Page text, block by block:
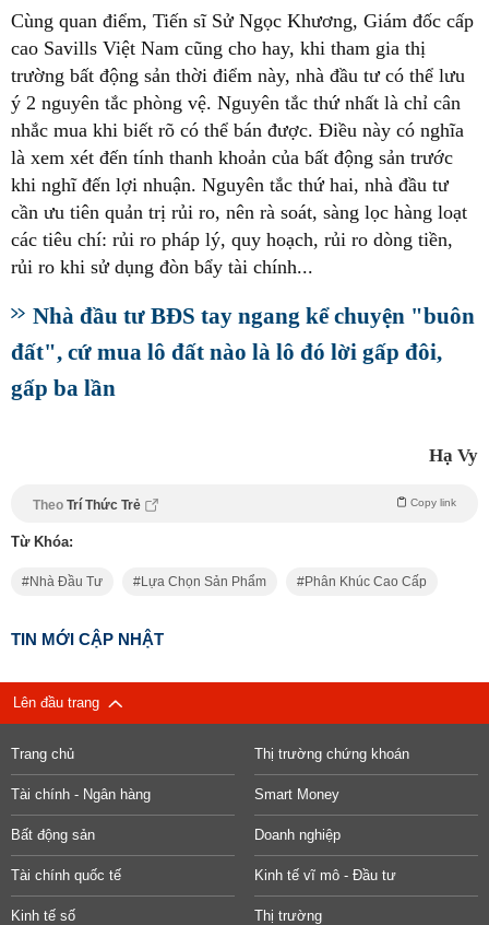
Cùng quan điểm, Tiến sĩ Sử Ngọc Khương, Giám đốc cấp
cao Savills Việt Nam cũng cho hay, khi tham gia thị
trường bất động sản thời điểm này, nhà đầu tư có thể lưu
ý 2 nguyên tắc phòng vệ. Nguyên tắc thứ nhất là chỉ cân
nhắc mua khi biết rõ có thể bán được. Điều này có nghĩa
là xem xét đến tính thanh khoản của bất động sản trước
khi nghĩ đến lợi nhuận. Nguyên tắc thứ hai, nhà đầu tư
cần ưu tiên quản trị rủi ro, nên rà soát, sàng lọc hàng loạt
các tiêu chí: rủi ro pháp lý, quy hoạch, rủi ro dòng tiền,
rủi ro khi sử dụng đòn bẩy tài chính...
Nhà đầu tư BĐS tay ngang kể chuyện "buôn
đất", cứ mua lô đất nào là lô đó lời gấp đôi,
gấp ba lần
Hạ Vy
Theo Trí Thức Trẻ Copy link
Từ Khóa:
Nhà Đầu Tư Lựa Chọn Sản Phẩm Phân Khúc Cao Cấp
TIN MỚI CẬP NHẬT
Lên đầu trang
Trang chủ Thị trường chứng khoán
Tài chính - Ngân hàng Smart Money
Bất động sản Doanh nghiệp
Tài chính quốc tế Kinh tế vĩ mô - Đầu tư
Kinh tế số Thị trường